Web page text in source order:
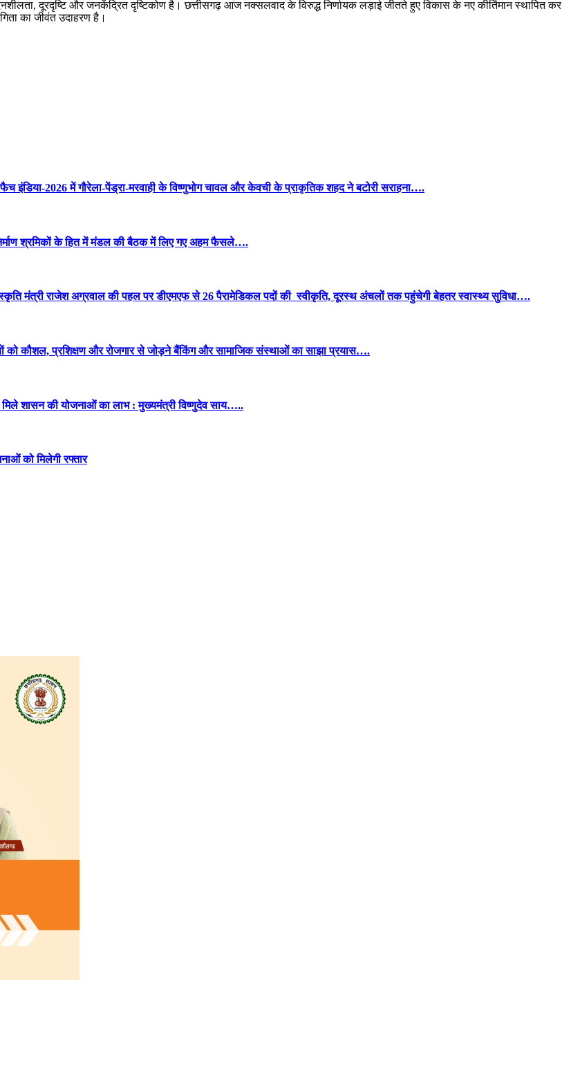
दूरदृष्टि और जनकेंद्रित दृष्टिकोण है। छत्तीसगढ़ आज नक्सलवाद के विरुद्ध निर्णायक लड़ाई जीतते हुए विकास के नए कीर्तिमान स्थापित कर
का जीवंत उदाहरण है।
इंडिया-2026 में गौरेला-पेंड्रा-मरवाही के विष्णुभोग चावल और केवची के प्राकृतिक शहद ने बटोरी सराहना….
श्रमिकों के हित में मंडल की बैठक में लिए गए अहम फैसले….
मंत्री राजेश अग्रवाल की पहल पर डीएमएफ से 26 पैरामेडिकल पदों की स्वीकृति, दूरस्थ अंचलों तक पहुंचेगी बेहतर स्वास्थ्य सुविधा….
को कौशल, प्रशिक्षण और रोजगार से जोड़ने बैंकिंग और सामाजिक संस्थाओं का साझा प्रयास….
शासन की योजनाओं का लाभ : मुख्यमंत्री विष्णुदेव साय…..
को मिलेगी रफ्तार